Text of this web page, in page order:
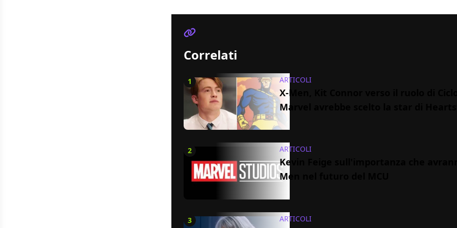
Correlati
1 ARTICOLI
X-Men, Kit Connor verso il ruolo di
Marvel avrebbe scelto la star di
2 ARTICOLI
Kevin Feige sull'importanza che
Men nel futuro del MCU
3 ARTICOLI